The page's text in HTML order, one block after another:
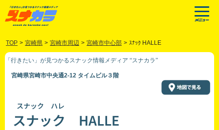
TOP > 宮崎県 > 宮崎市周辺 > 宮崎市中心部 > ｽﾅｯｸ HALLE
「行きたい」が見つかるスナック情報メディア “スナカラ”
宮崎県宮崎市中央通2-12 タイムビル３階
スナック ハレ
スナック HALLE